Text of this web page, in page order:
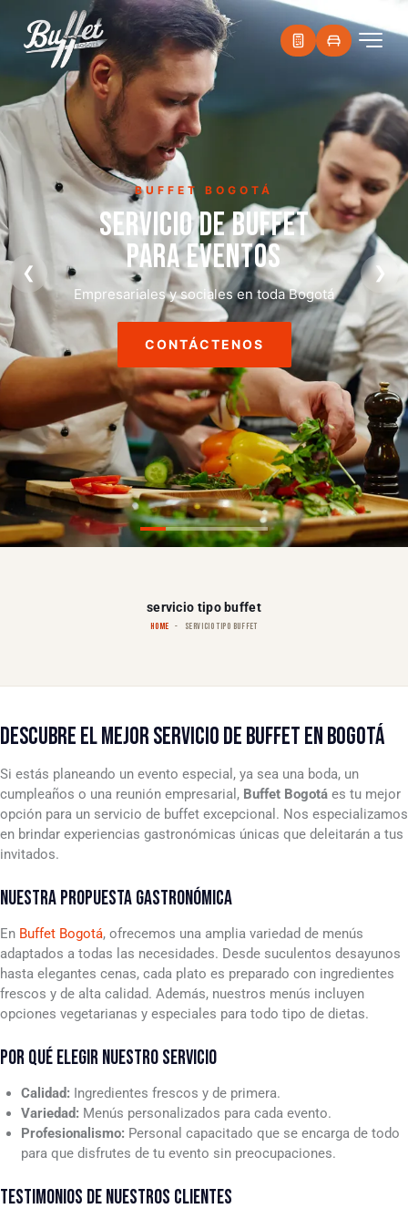
BUFFET BOGOTÁ
SERVICIO DE BUFFET
PARA EVENTOS
Empresariales y sociales en toda Bogotá
CONTÁCTENOS
❮ ❯
servicio tipo buffet
HOME SERVICIO TIPO BUFFET
DESCUBRE EL MEJOR SERVICIO DE BUFFET EN BOGOTÁ
Si estás planeando un evento especial, ya sea una boda, un
cumpleaños o una reunión empresarial, Buffet Bogotá es tu mejor
opción para un servicio de buffet excepcional. Nos especializamos
en brindar experiencias gastronómicas únicas que deleitarán a tus
invitados.
NUESTRA PROPUESTA GASTRONÓMICA
En Buffet Bogotá, ofrecemos una amplia variedad de menús
adaptados a todas las necesidades. Desde suculentos desayunos
hasta elegantes cenas, cada plato es preparado con ingredientes
frescos y de alta calidad. Además, nuestros menús incluyen
opciones vegetarianas y especiales para todo tipo de dietas.
POR QUÉ ELEGIR NUESTRO SERVICIO
Calidad: Ingredientes frescos y de primera.
Variedad: Menús personalizados para cada evento.
Profesionalismo: Personal capacitado que se encarga de todo
para que disfrutes de tu evento sin preocupaciones.
TESTIMONIOS DE NUESTROS CLIENTES